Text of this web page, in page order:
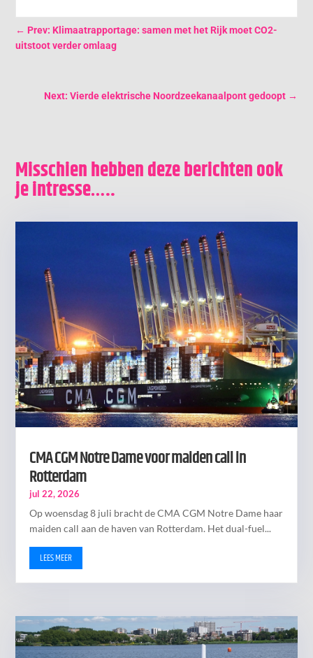
← Prev: Klimaatrapportage: samen met het Rijk moet CO2-
uitstoot verder omlaag
Next: Vierde elektrische Noordzeekanaalpont gedoopt→
Misschien hebben deze berichten ook
je intresse…..
CMA CGM Notre Dame voor maiden call in
Rotterdam
jul 22, 2026
Op woensdag 8 juli bracht de CMA CGM Notre Dame haar
maiden call aan de haven van Rotterdam. Het dual-fuel...
LEES MEER